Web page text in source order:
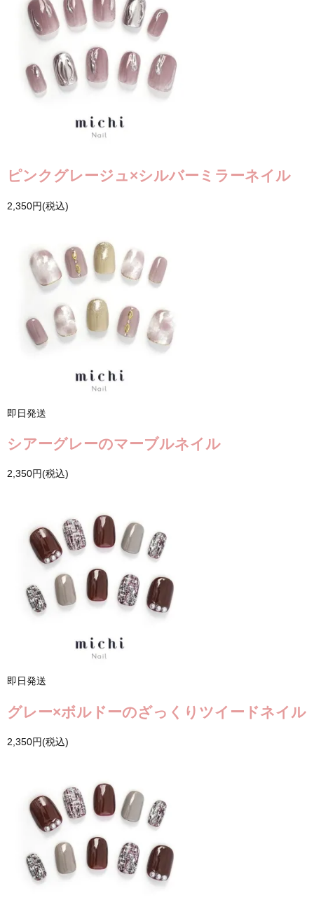
ピンクグレージュ×シルバーミラーネイル
2,350円(税込)
即日発送
シアーグレーのマーブルネイル
2,350円(税込)
即日発送
グレー×ボルドーのざっくりツイードネイル
2,350円(税込)